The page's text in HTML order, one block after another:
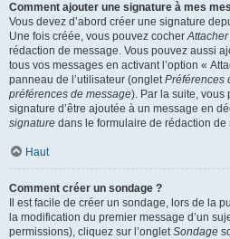
Comment ajouter une signature à mes
Vous devez d’abord créer une signature
Une fois créée, vous pouvez cocher
rédaction de message. Vous pouvez aussi
tous vos messages en activant l’option «
panneau de l’utilisateur (ongletPréférences
préférences de message). Par la suite, vous
signature d’être ajoutée à un message en
signature dans le formulaire de rédaction de
Haut
Comment créer un sondage ?
Il est facile de créer un sondage, lors de la
la modification du premier message d’un
permissions), cliquez sur l’ongletSondage